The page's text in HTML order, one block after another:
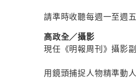
請準時收聽每週一至週
高政全／攝影
現任《明報周刊》攝影
用鏡頭捕捉人物精準動